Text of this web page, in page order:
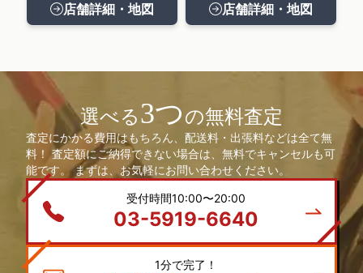
店舗詳細・地図 店舗詳細・地図
選べる3つの無料査定
査定にかかる費用はもちろん、配送料・出張料などは全て無
料！ 査定額にご納得できない場合は、無料でキャンセルも可
能です。 まずは、お気軽にお問い合わせください。
受付時間10:00〜20:00
03-5919-6640
1分で完了！